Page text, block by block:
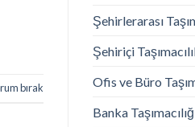
bırak
Şehirlerarası
Şehiriçi
Ofis ve Büro
Banka